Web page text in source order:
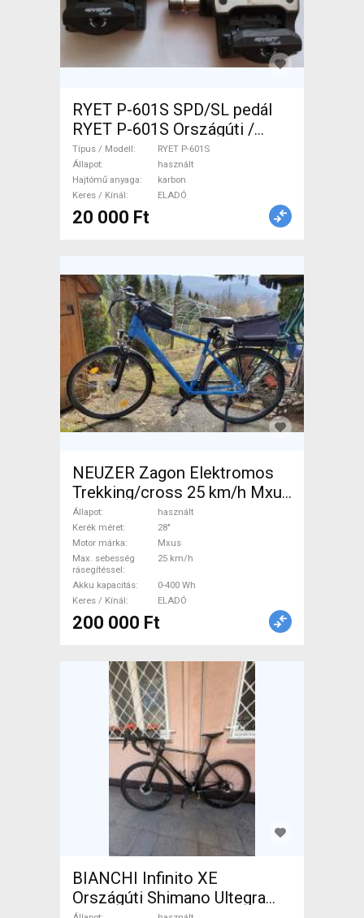
RYET P-601S SPD/SL pedál
RYET P-601S Országúti /
Gravel / Triatlon Alkatrész,
Országúti Hajtásrendszer
használt ELADÓ
Típus / Modell
RYET P-601S
Állapot
használt
Hajtómű anyaga
karbon
Keres / Kínál
ELADÓ
20 000 Ft
NEUZER Zagon Elektromos
Trekking/cross 25 km/h Mxus
0-400 Wh használt ELADÓ
Állapot
használt
Kerék méret
28"
Motor márka
Mxus
Max. sebesség
rásegítéssel
25 km/h
Akku kapacitás
0-400 Wh
Keres / Kínál
ELADÓ
200 000 Ft
BIANCHI Infinito XE
Országúti Shimano Ultegra